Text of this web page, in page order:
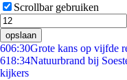
Scrollbar gebruiken
opslaan
606:30Grote kans op vijfde
618:34Natuurbrand bij
kijkers